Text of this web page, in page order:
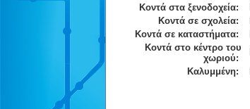
Κοντά στα ξενοδοχεία:
Κοντά σε σχολεία:
Κοντά σε καταστήματα:
Κοντά στο κέντρο του
χωριού:
Καλυμμένη: